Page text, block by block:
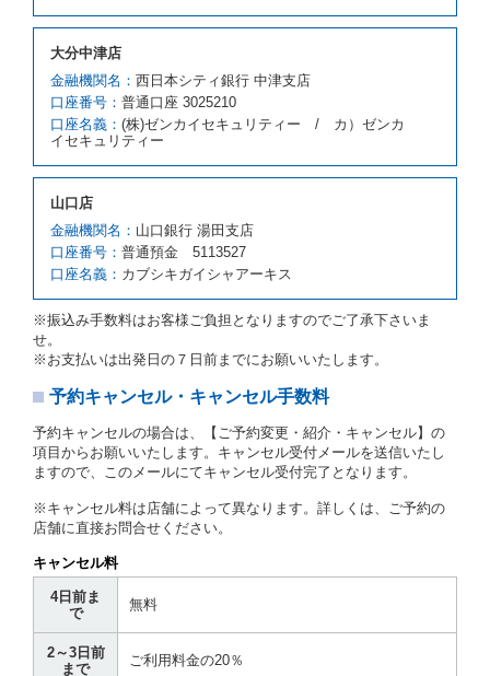
の車種クラスの貸渡料金によるものとします。
借受人は、第１項の代替レンタカーの貸渡しの申入れ
を拒絶し、予約を取り消すことができるものとしま
す。
前項の場合、第１項の貸渡しをすることができない原
因が、当社の責に帰する事由によるときには第４条第
４項の予約の取消しとして取り扱い、当社は受領済の
予約申込金を返還するものとします。
原因が、当社の責に帰さない事由による時には第４条
第５項の予約の取消しとして取り扱い、当社は受領済
の予約申込金を返還するものとします。
第６条（免責）
が締結されなかったことについて、第４条及び第５条
とします。
第３章／貸 渡 し
第７条（貸渡契約の締結）
借受人は第２条第１項に定める借受条件を明示し、当
貸渡契約を締結するものとします。ただし、貸し渡す
ことができるレンタカーがない場合又は借受人若しく
は運転者が第８条第１項若しくは第２項各号のいずれ
かに該当する場合を除きます。
貸渡契約を締結した場合、借受人は当社に第１0条第
１項に定める貸渡料金を支払うものとします。
運転者の義務と定められた事項を遵守するものとしま
大分中津店
金融機関名： 西日本シティ銀行 中津支店
口座番号： 普通口座 3025210
口座名義： (株)ゼンカイセキュリティー / カ）ゼンカ
イセキュリティー
山口店
金融機関名： 山口銀行 湯田支店
口座番号： 普通預金 5113527
口座名義： カブシキガイシャアーキス
※振込み手数料はお客様ご負担となりますのでご了承下さいま
せ。
※お支払いは出発日の７日前までにお願いいたします。
予約キャンセル・キャンセル手数料
予約キャンセルの場合は、【ご予約変更・紹介・キャンセル】の
項目からお願いいたします。キャンセル受付メールを送信いたし
ますので、このメールにてキャンセル受付完了となります。
※キャンセル料は店舗によって異なります。詳しくは、ご予約の
店舗に直接お問合せください。
キャンセル料
4日前ま
で
無料
2～3日前
まで
ご利用料金の20％